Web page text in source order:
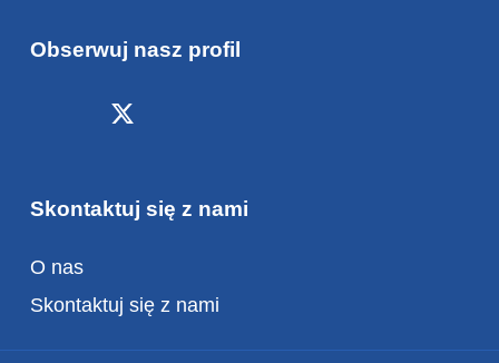
Obserwuj nasz profil
Skontaktuj się z nami
O nas
Skontaktuj się z nami